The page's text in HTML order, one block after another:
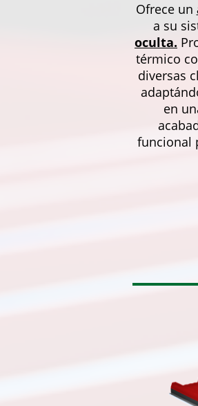
Ofrece un
a su
oculta.
térmico
diversas
en
funcional